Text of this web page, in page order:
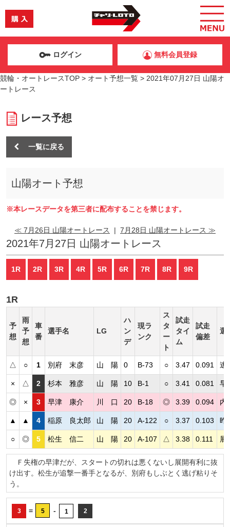
ログイン 無料会員登録
競輪・オートレースTOP > オート予想一覧 > 2021年07月27日 山陽オ
ートレース
レース予想
一覧に戻る
山陽オート予想
※本レースデータを第三者に配布することを禁じます。
≪ 7月26日 山陽オートレース | 7月28日 山陽オートレース ≫
2021年7月27日 山陽オートレース
1R 2R 3R 4R 5R 6R 7R 8R 9R
1R
予
想
雨
予
想
車
番
選手名 LG
ハ
ン
デ
現ラ
ンク
ス
タ
ー
ト
試走
タイ
ム
試走
偏差
選
△ ○ 1 別府 末彦 山 陽 0 B-73 ○ 3.47 0.091 逃
× △ 2 杉本 雅彦 山 陽 10 B-1 ○ 3.41 0.081 早
◎ × 3 早津 康介 川 口 20 B-18 ◎ 3.39 0.094 内
▲ ▲ 4 稲原 良太郎 山 陽 20 A-122 ○ 3.37 0.103 昨
○ ◎ 5 松生 信二 山 陽 20 A-107 △ 3.38 0.111 展
Ｆ失権の早津だが、スタートの切れは悪くないし展開有利に抜
け出す。松生が追撃一番手となるが、別府もしぶとく逃げ粘りそ
う。
3 = 5 - 1 2